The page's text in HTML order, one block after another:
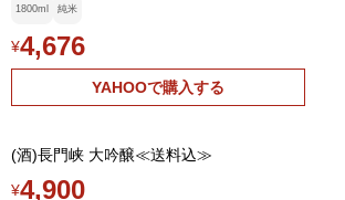
1800ml 純米
¥4,676
YAHOOで購入する
(酒)長門峡 大吟醸≪送料込≫
¥4,900